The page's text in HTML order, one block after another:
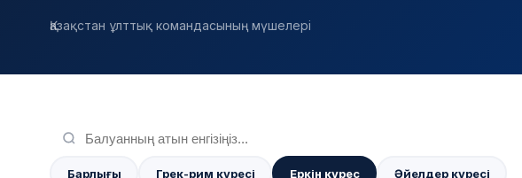
Қазақстан ұлттық командасының мүшелері
Барлығы Грек-рим күресі Еркін күрес Әйелдер күресі